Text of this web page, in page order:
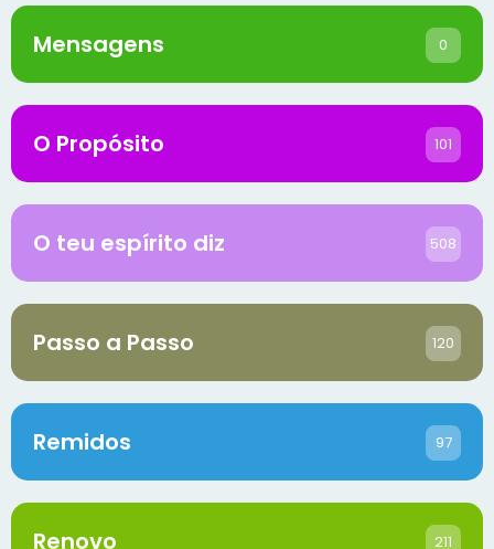
Mensagens 0
O Propósito 101
O teu espírito diz 508
Passo a Passo 120
Remidos 97
Renovo 211